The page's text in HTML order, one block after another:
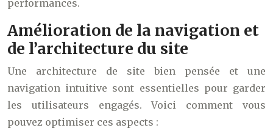
performances.
Amélioration de la navigation et
de l’architecture du site
Une architecture de site bien pensée et une
navigation intuitive sont essentielles pour garder
les utilisateurs engagés. Voici comment vous
pouvez optimiser ces aspects :